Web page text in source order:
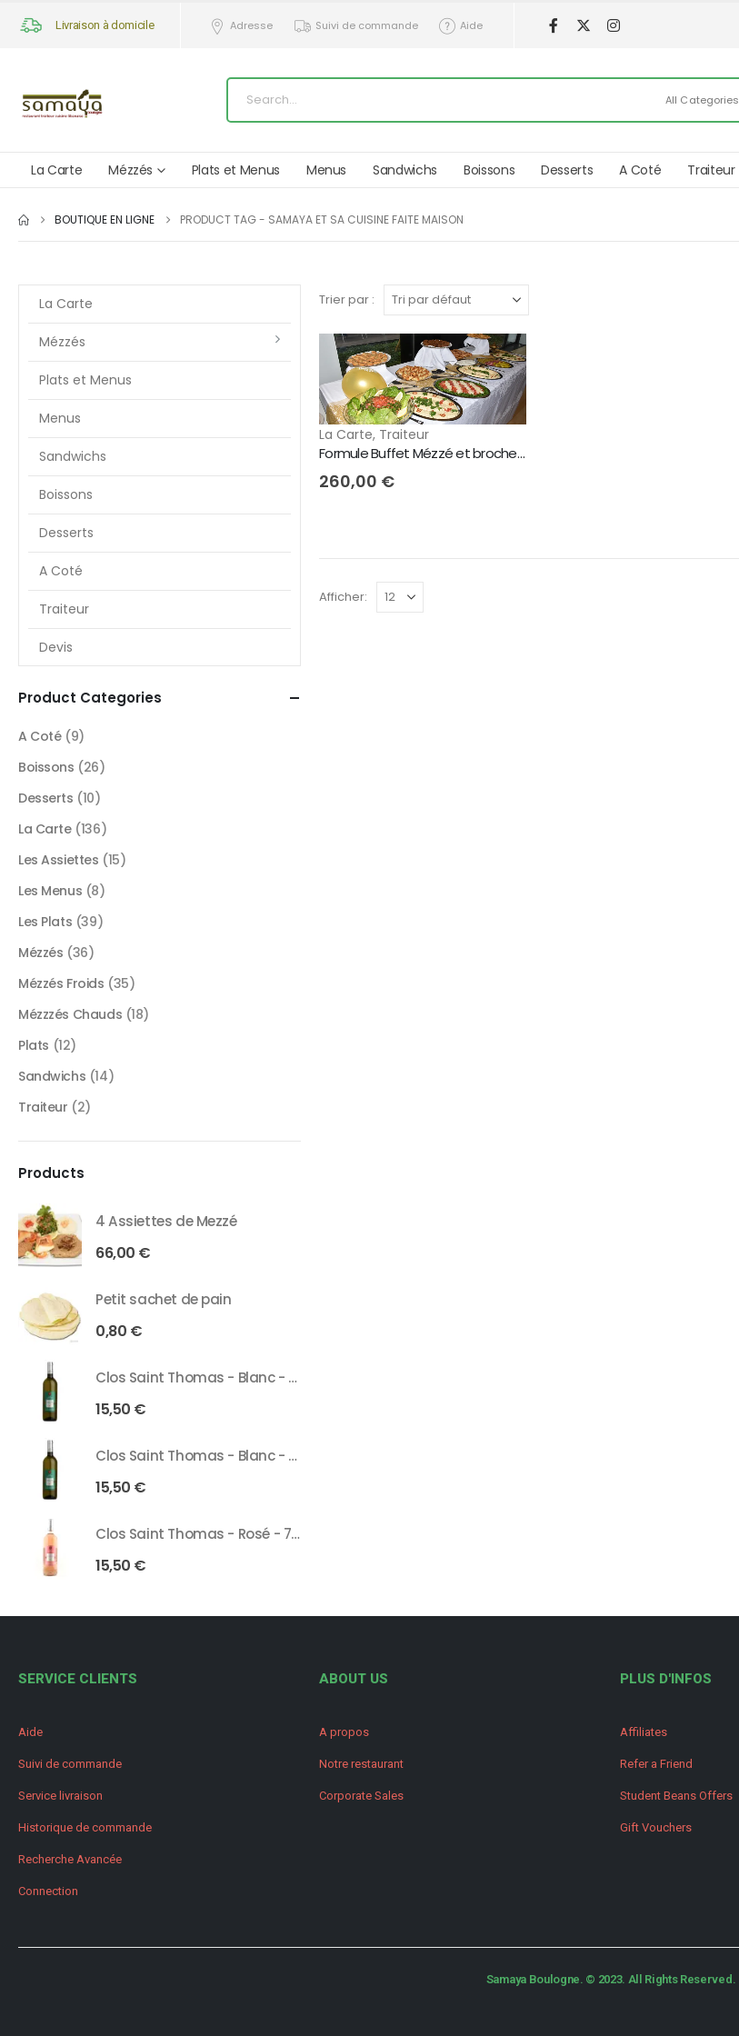
Livraison à domicile Adresse Suivi de commande Aide
All Categories
La Carte Mézzés Plats et Menus Menus Sandwichs Boissons Desserts A Coté Traiteur
BOUTIQUE EN LIGNE PRODUCT TAG - SAMAYA ET SA CUISINE FAITE MAISON
Trier par :
La Carte, Traiteur
Formule Buffet Mézzé et brochettes à partir de 10 Personnes.
260,00 €
Afficher:
La Carte
Mézzés
Plats et Menus
Menus
Sandwichs
Boissons
Desserts
A Coté
Traiteur
Devis
Product Categories
A Coté (9)
Boissons (26)
Desserts (10)
La Carte (136)
Les Assiettes (15)
Les Menus (8)
Les Plats (39)
Mézzés (36)
Mézzés Froids (35)
Mézzzés Chauds (18)
Plats (12)
Sandwichs (14)
Traiteur (2)
Products
4 Assiettes de Mezzé
66,00 €
Petit sachet de pain
0,80 €
Clos Saint Thomas - Blanc - 75 Cl
15,50 €
Clos Saint Thomas - Blanc - 37 Cl
15,50 €
Clos Saint Thomas - Rosé - 75 Cl
15,50 €
SERVICE CLIENTS
Aide
Suivi de commande
Service livraison
Historique de commande
Recherche Avancée
Connection
ABOUT US
A propos
Notre restaurant
Corporate Sales
PLUS D'INFOS
Affiliates
Refer a Friend
Student Beans Offers
Gift Vouchers
Samaya Boulogne. © 2023. All Rights Reserved.